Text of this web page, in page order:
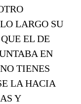
LARGO SU
EL DE
EN
TIENES
LA HACIA
Y